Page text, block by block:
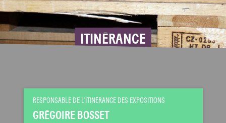
ITINÉRANCE
RESPONSABLE DE L'ITINÉRANCE DES EXPOSITIONS
GRÉGOIRE BOSSET